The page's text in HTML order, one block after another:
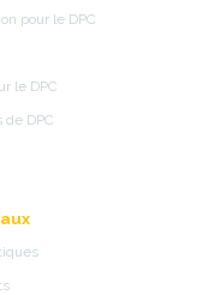
pour le DPC
le DPC
DPC